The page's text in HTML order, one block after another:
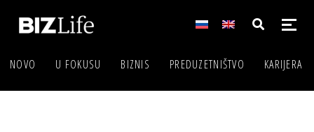
NOVO U FOKUSU BIZNIS PREDUZETNIŠTVO KARIJERA